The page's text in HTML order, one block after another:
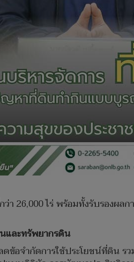
26,000 ไร่ พร้อมทั้งรับรองผล
และทรัพยากรดิน
อจำกัดการใช้ประโยชน์ที่ดิน ร